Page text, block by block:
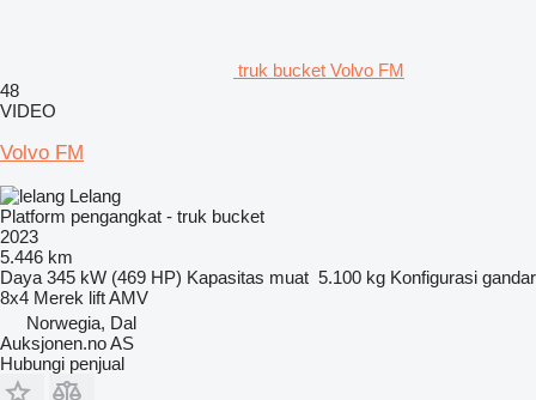
truk bucket Volvo FM
48
VIDEO
Volvo FM
Lelang
Platform pengangkat - truk bucket
2023
5.446 km
Daya 345 kW (469 HP) Kapasitas muat 5.100 kg Konfigurasi gandar
8x4 Merek liftAMV
Norwegia, Dal
Auksjonen.no AS
Hubungi penjual